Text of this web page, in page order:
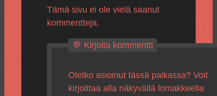
Tämä sivu ei ole vielä saanut
kommentteja.
💬 Kirjoita kommentti
Oletko asioinut tässä paikassa? Voit
kirjoittaa alla näkyvällä lomakkeella